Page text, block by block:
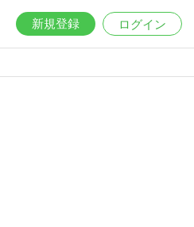
新規登録 ログイン